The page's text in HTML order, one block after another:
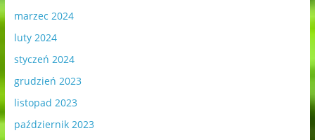
marzec 2024
luty 2024
styczeń 2024
grudzień 2023
listopad 2023
październik 2023